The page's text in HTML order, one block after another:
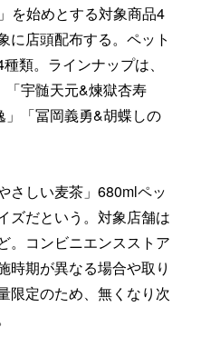
を始めとする対象商品4
に店頭配布する。ペット
類。ラインナップは、
「宇髄天元&煉獄杏寿
「冨岡義勇&胡蝶しの
さしい麦茶」680mlペッ
ズだという。対象店舗は
。コンビニエンスストア
時期が異なる場合や取り
限定のため、無くなり次